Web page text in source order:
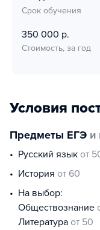
Срок обучения
350 000 р.
Стоимость, за год
Условия
Предметы ЕГЭ и
русский язык от
история от 60
На выбор:
обществознание
литература от 50